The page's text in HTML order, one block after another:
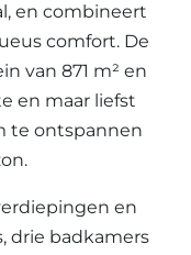
en combineert
comfort. De
van 871 m² en
en maar liefst
te ontspannen
en
drie badkamers